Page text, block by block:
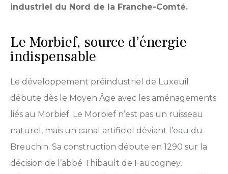
industriel du Nord de la Franche-Comté.
Le Morbief, source d’énergie
indispensable
Le développement préindustriel de Luxeuil
débute dès le Moyen Âge avec les aménagements
liés au Morbief. Le Morbief n’est pas un ruisseau
naturel, mais un canal artificiel déviant l’eau du
Breuchin. Sa construction débute en 1290 sur la
décision de l’abbé Thibault de Faucogney,